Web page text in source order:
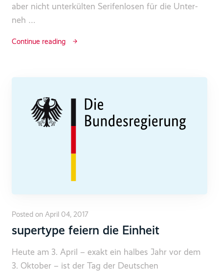
aber nicht unterkülten Serifenlosen für die Unter­
neh …
Continue reading
Posted on April 04, 2017
supertype feiern die Einheit
Heute am 3. April – exakt ein halbes Jahr vor dem
3. Oktober – ist der Tag der Deutschen